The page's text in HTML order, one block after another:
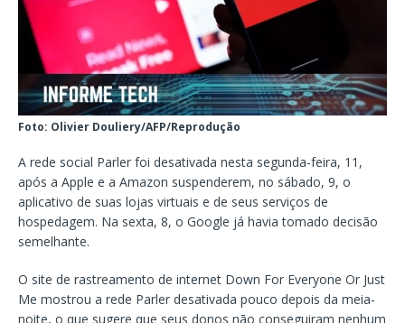
Foto: Olivier Douliery/AFP/Reprodução
A rede social Parler foi desativada nesta segunda-feira, 11,
após a Apple e a Amazon suspenderem, no sábado, 9, o
aplicativo de suas lojas virtuais e de seus serviços de
hospedagem. Na sexta, 8, o Google já havia tomado decisão
semelhante.
O site de rastreamento de internet Down For Everyone Or Just
Me mostrou a rede Parler desativada pouco depois da meia-
noite, o que sugere que seus donos não conseguiram nenhum